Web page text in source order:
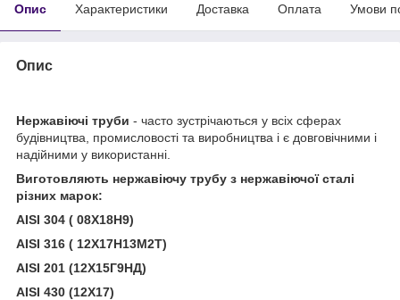
Опис Характеристики Доставка Оплата Умови
Опис
Нержавіючі труби - часто зустрічаються у всіх сферах
будівництва, промисловості та виробництва і є довговічними і
надійними у використанні.
Виготовляють нержавіючу трубу з нержавіючої сталі
різних марок:
AISI 304 ( 08Х18Н9)
AISI 316 ( 12Х17Н13М2Т)
AISI 201 (12Х15Г9НД)
AISI 430 (12Х17)